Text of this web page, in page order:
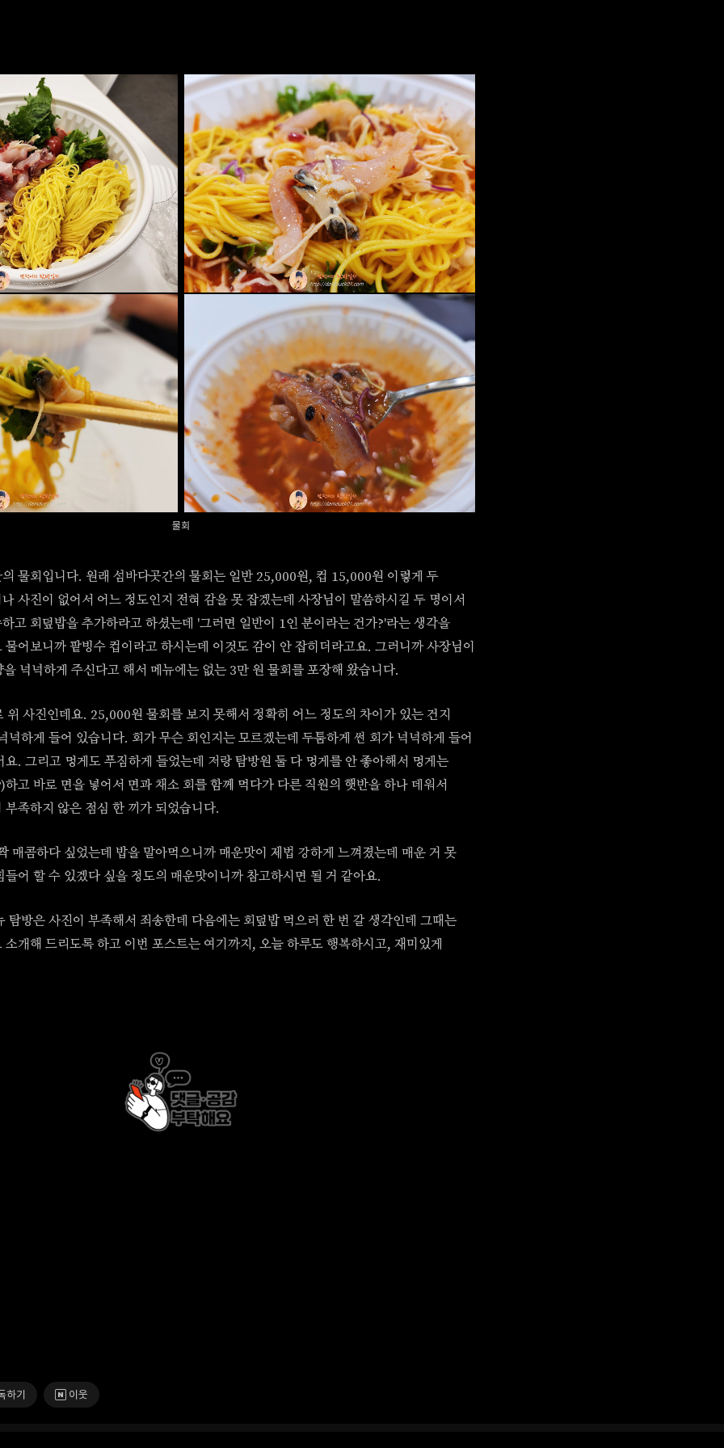
물회
물회입니다. 원래 섬바다곳간의 물회는 일반 25,000원, 컵 15,000원 이렇게 두
사진이 없어서 어느 정도인지 전혀 감을 못 잡겠는데 사장님이 말씀하시길 두 명이서
고 회덮밥을 추가하라고 하셨는데 '그러면 일반이 1인 분이라는 건가?'라는 생각을
어보니까 팥빙수 컵이라고 하시는데 이것도 감이 안 잡히더라고요. 그러니까 사장님이
넉넉하게 주신다고 해서 메뉴에는 없는 3만 원 물회를 포장해 왔습니다.
위 사진인데요. 25,000원 물회를 보지 못해서 정확히 어느 정도의 차이가 있는 건지
넉하게 들어 있습니다. 회가 무슨 회인지는 모르겠는데 두툼하게 썬 회가 넉넉하게 들어
요. 그리고 멍게도 푸짐하게 들었는데 저랑 탐방원 둘 다 멍게를 안 좋아해서 멍게는
고 바로 면을 넣어서 면과 채소 회를 함께 먹다가 다른 직원의 햇반을 하나 데워서
족하지 않은 점심 한 끼가 되었습니다.
매콤하다 싶었는데 밥을 말아먹으니까 매운맛이 제법 강하게 느껴졌는데 매운 거 못
어 할 수 있겠다 싶을 정도의 매운맛이니까 참고하시면 될 거 같아요.
탐방은 사진이 부족해서 죄송한데 다음에는 회덮밥 먹으러 한 번 갈 생각인데 그때는
소개해 드리도록 하고 이번 포스트는 여기까지, 오늘 하루도 행복하시고, 재미있게
하기 이웃